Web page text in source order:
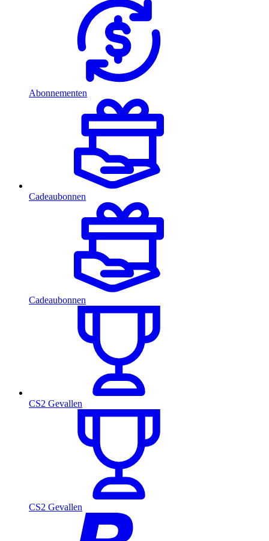
Abonnementen
Cadeaubonnen
Cadeaubonnen
CS2 Gevallen
CS2 Gevallen